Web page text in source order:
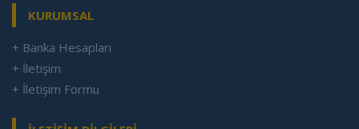
KURUMSAL
+ Banka Hesapları
+ İletişim
+ İletişim Formu